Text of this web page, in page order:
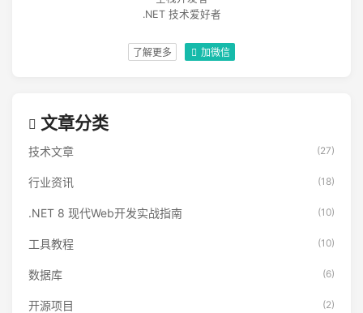
.NET 技术爱好者
了解更多 加微信
文章分类
技术文章 (27)
行业资讯 (18)
.NET 8 现代Web开发实战指南 (10)
工具教程 (10)
数据库 (6)
开源项目 (2)